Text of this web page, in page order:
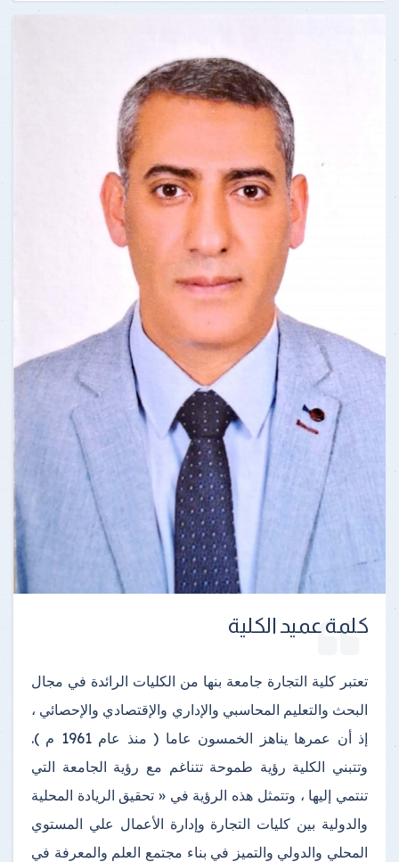
كلمة عميد الكلية
تعتبر كلية التجارة جامعة بنها من الكليات الرائدة في مجال
البحث والتعليم المحاسبي والإداري والإقتصادي والإحصائي ،
إذ أن عمرها يناهز الخمسون عاما ( منذ عام 1961 م ).
وتتبني الكلية رؤية طموحة تتناغم مع رؤية الجامعة التي
تنتمي إليها ، وتتمثل هذه الرؤية في « تحقيق الريادة المحلية
والدولية بين كليات التجارة وإدارة الأعمال علي المستوي
المحلي والدولي والتميز في بناء مجتمع العلم والمعرفة في